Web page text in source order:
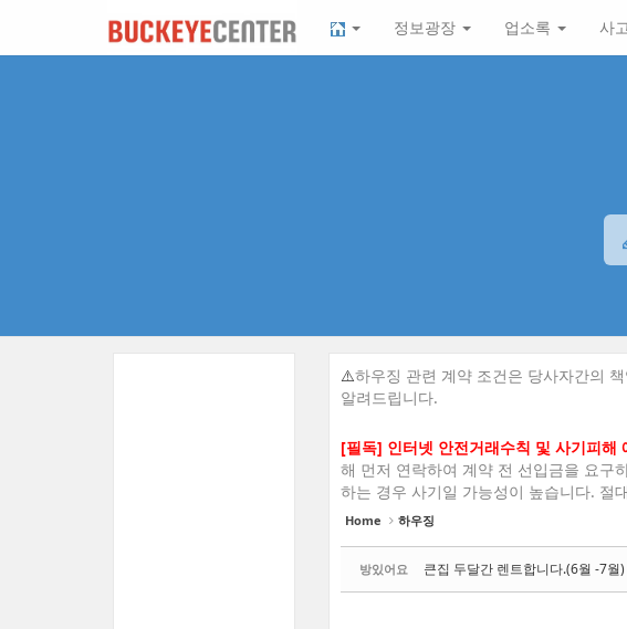
바
뉴
토
정보광장 업소록 사
⚠️하우징 관련 계약 조건은 당사자간의
알려드립니다.
[필독] 인터넷 안전거래수칙 및 사기피해
해 먼저 연락하여 계약 전 선입금을 요구
하는 경우 사기일 가능성이 높습니다. 절
Home 하우징
방있어요 큰집 두달간 렌트합니다.(6월 -7월)